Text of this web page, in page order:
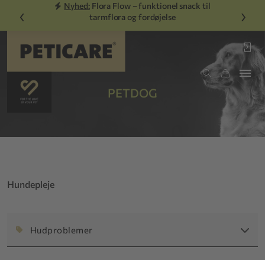
‹
Nyhed:Flora Flow – funktionel snack til
tarmflora og fordøjelse
›
PETDOG
Hundepleje
Hudproblemer